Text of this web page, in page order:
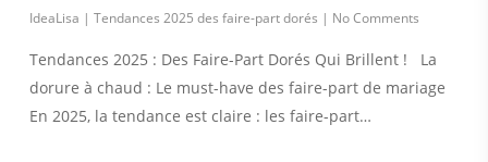
IdeaLisa | Tendances 2025 des faire-part dorés | No Comments
Tendances 2025 : Des Faire-Part Dorés Qui Brillent ! La
dorure à chaud : Le must-have des faire-part de mariage
En 2025, la tendance est claire : les faire-part…